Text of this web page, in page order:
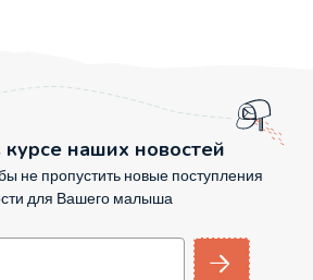
курсе наших новостей
не пропустить новые поступления
для Вашего малыша